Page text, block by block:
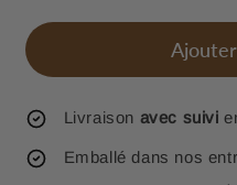
Livraison avec suivi
Emballé dans nos